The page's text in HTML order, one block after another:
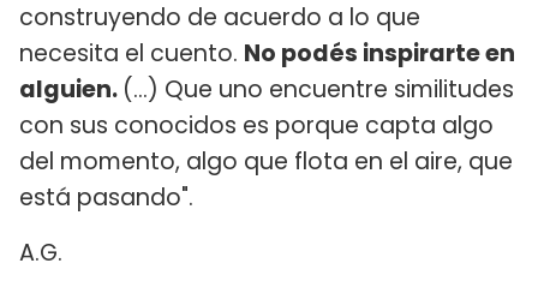
construyendo de acuerdo a lo que
necesita el cuento. No podés inspirarte en
alguien. (...) Que uno encuentre similitudes
con sus conocidos es porque capta algo
del momento, algo que flota en el aire, que
está pasando".
A.G.